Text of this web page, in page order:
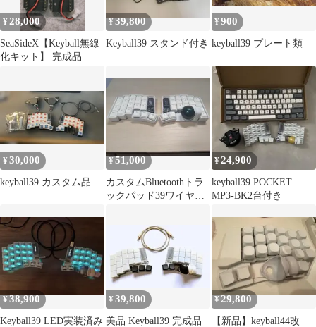
¥ 28,000
SeaSideX【Keyball無線
化キット】 完成品
¥39,800
Keyball39 スタンド付き
¥900
keyball39 プレート類
¥30,000
keyball39 カスタム品
¥51,000
カスタムBluetoothトラ
ックパッド39ワイヤレ
¥24,900
keyball39 POCKET
MP3-BK2台付き
¥38,900
Keyball39 LED実装済み
¥39,800
美品 Keyball39 完成品
¥29,800
【新品】keyball44改